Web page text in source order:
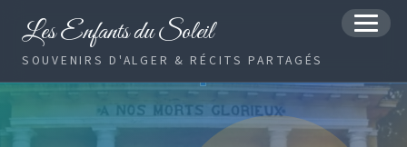
Les Enfants du Soleil
SOUVENIRS D'ALGER & RÉCITS PARTAGÉS
MENU